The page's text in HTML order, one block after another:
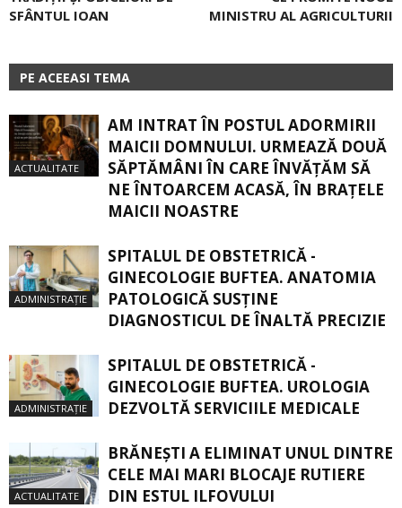
SFÂNTUL IOAN
MINISTRU AL AGRICULTURII
PE ACEEASI TEMA
ACTUALITATE
AM INTRAT ÎN POSTUL ADORMIRII
MAICII DOMNULUI. URMEAZĂ DOUĂ
SĂPTĂMÂNI ÎN CARE ÎNVĂŢĂM SĂ
NE ÎNTOARCEM ACASĂ, ÎN BRAŢELE
MAICII NOASTRE
ADMINISTRAȚIE
SPITALUL DE OBSTETRICĂ -
GINECOLOGIE BUFTEA. ANATOMIA
PATOLOGICĂ SUSŢINE
DIAGNOSTICUL DE ÎNALTĂ PRECIZIE
ADMINISTRAȚIE
SPITALUL DE OBSTETRICĂ -
GINECOLOGIE BUFTEA. UROLOGIA
DEZVOLTĂ SERVICIILE MEDICALE
ACTUALITATE
BRĂNEȘTI A ELIMINAT UNUL DINTRE
CELE MAI MARI BLOCAJE RUTIERE
DIN ESTUL ILFOVULUI